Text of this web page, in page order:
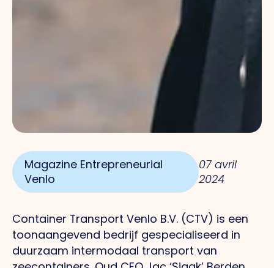
Magazine Entrepreneurial
Venlo
07 avril
2024
Container Transport Venlo B.V. (CTV) is een
toonaangevend bedrijf gespecialiseerd in
duurzaam intermodaal transport van